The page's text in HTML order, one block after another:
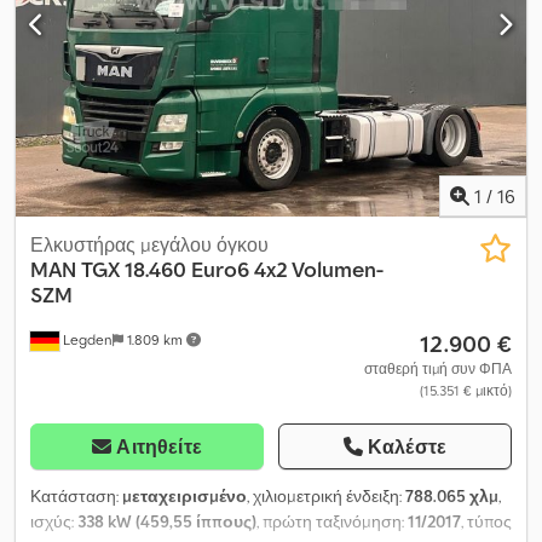
warning), collision warning system, differential lock, I Park Cool,
auxiliary heater, heated seats, automatic climate control, cooler
compartment, roof hatch, tires 315/70 R22.5, radio/CD/AUX Csdpfx
Afszkyh He Eorf Inspection record/book Location:
Grosmannstrasse 138, 20539 Hamburg
1 / 16
Legden 1.809 km
Ελκυστήρας μεγάλου όγκου
MAN TGX 18.460 Euro6 4x2 Volumen-
SZM
12.900 €
σταθερή τιμή συν ΦΠΑ
(15.351 € μικτό)
Αιτηθείτε Καλέστε
Κατάσταση: μεταχειρισμένο, χιλιομετρική ένδειξη:788.065 χλμ,
ισχύς: 338 kW (459,55 ίππους), πρώτη ταξινόμηση:11/2017, τύπος